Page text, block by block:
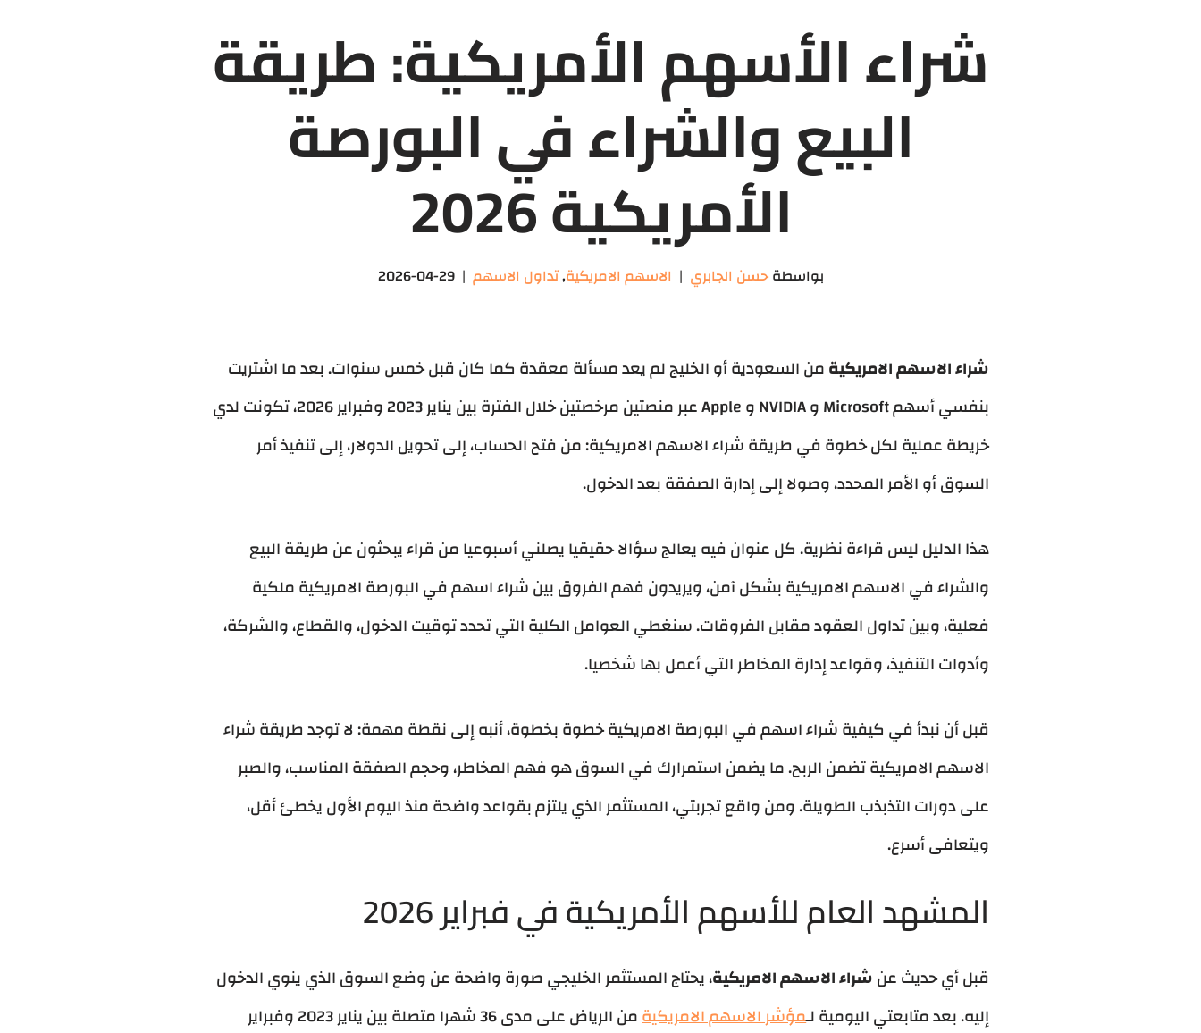
شراء الأسهم الأمريكية: طريقة
البيع والشراء في البورصة
الأمريكية 2026
بواسطةحسن الجابري الاسهم الامريكية,تداول الاسهم 2026-04-29
شراء الاسهم الامريكيةمن السعودية أو الخليج لم يعد مسألة معقدة كما كان قبل خمس سنوات. بعد ما اشتريت
بنفسي أسهم Microsoft و NVIDIA و Apple عبر منصتين مرخصتين خلال الفترة بين يناير 2023 وفبراير 2026، تكونت لدي
خريطة عملية لكل خطوة في طريقة شراء الاسهم الامريكية: من فتح الحساب، إلى تحويل الدولار، إلى تنفيذ أمر
السوق أو الأمر المحدد، وصولا إلى إدارة الصفقة بعد الدخول.
هذا الدليل ليس قراءة نظرية. كل عنوان فيه يعالج سؤالا حقيقيا يصلني أسبوعيا من قراء يبحثون عن طريقة البيع
والشراء في الاسهم الامريكية بشكل آمن، ويريدون فهم الفروق بين شراء اسهم في البورصة الامريكية ملكية
فعلية، وبين تداول العقود مقابل الفروقات. سنغطي العوامل الكلية التي تحدد توقيت الدخول، والقطاع، والشركة،
وأدوات التنفيذ، وقواعد إدارة المخاطر التي أعمل بها شخصيا.
قبل أن نبدأ في كيفية شراء اسهم في البورصة الامريكية خطوة بخطوة، أنبه إلى نقطة مهمة: لا توجد طريقة شراء
الاسهم الامريكية تضمن الربح. ما يضمن استمرارك في السوق هو فهم المخاطر، وحجم الصفقة المناسب، والصبر
على دورات التذبذب الطويلة. ومن واقع تجربتي، المستثمر الذي يلتزم بقواعد واضحة منذ اليوم الأول يخطئ أقل،
ويتعافى أسرع.
المشهد العام للأسهم الأمريكية في فبراير 2026
قبل أي حديث عنشراء الاسهم الامريكية، يحتاج المستثمر الخليجي صورة واضحة عن وضع السوق الذي ينوي الدخول
إليه. بعد متابعتي اليومية لـمؤشر الاسهم الامريكية
من الرياض على مدى 36 شهرا متصلة بين يناير 2023 وفبراير